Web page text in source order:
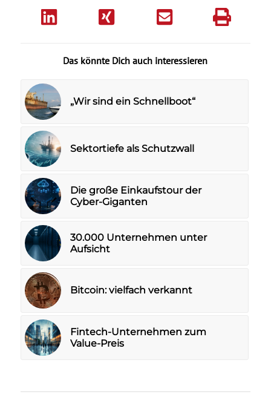
Das könnte Dich auch interessieren
„Wir sind ein Schnellboot“
Sektortiefe als Schutzwall
Die große Einkaufstour der
Cyber-Giganten
30.000 Unternehmen unter
Aufsicht
Bitcoin: vielfach verkannt
Fintech-Unternehmen zum
Value-Preis